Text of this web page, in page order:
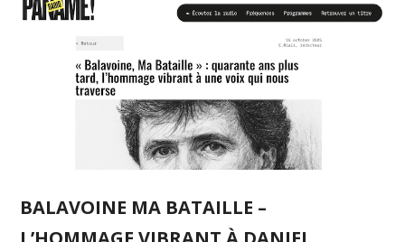
BALAVOINE MA BATAILLE –